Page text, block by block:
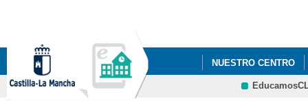
NUESTRO CENTRO